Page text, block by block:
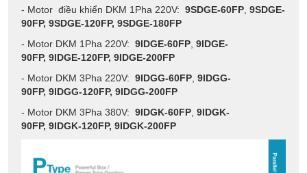
- Motor điều khiển DKM 1Pha 220V:9SDGE-60FP ,9SDGE-
90FP,9SDGE-120FP,9SDGE-180FP
- Motor DKM 1Pha 220V:9IDGE-60FP ,9IDGE-
90FP,9IDGE-120FP,9IDGE-200FP
- Motor DKM 3Pha 220V:9IDGG-60FP ,9IDGG-
90FP,9IDGG-120FP,9IDGG-200FP
- Motor DKM 3Pha 380V:9IDGK-60FP ,9IDGK-
90FP,9IDGK-120FP,9IDGK-200FP